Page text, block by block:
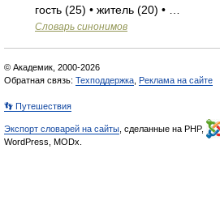
гость (25) • житель (20) • …
Словарь синонимов
© Академик, 2000-2026
Обратная связь: Техподдержка Реклама на сайте
👣 Путешествия
Экспорт словарей на сайты , сделанные на PHP,
WordPress, MODx.